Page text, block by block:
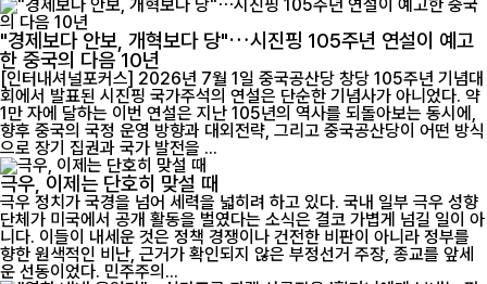
"경제보다 안보, 개혁보다 당"…시진핑 105주년 연설이 예고
한 중국의 다음 10년
[인터내셔널포커스] 2026년 7월 1일 중국공산당 창당 105주년 기념대
회에서 발표된 시진핑 국가주석의 연설은 단순한 기념사가 아니었다. 약
1만 자에 달하는 이번 연설은 지난 105년의 역사를 되돌아보는 동시에,
향후 중국의 국정 운영 방향과 대외전략, 그리고 중국공산당이 어떤 방식
으로 장기 집권과 국가 발전을 ...
극우, 이제는 단호히 맞설 때
극우 정치가 국경을 넘어 세력을 넓히려 하고 있다. 국내 일부 극우 성향
단체가 미국에서 공개 활동을 벌였다는 소식은 결코 가볍게 넘길 일이 아
니다. 이들이 내세운 것은 정책 경쟁이나 건전한 비판이 아니라 정부를
향한 원색적인 비난, 근거가 확인되지 않은 부정선거 주장, 종교를 앞세
운 선동이었다. 민주주의...